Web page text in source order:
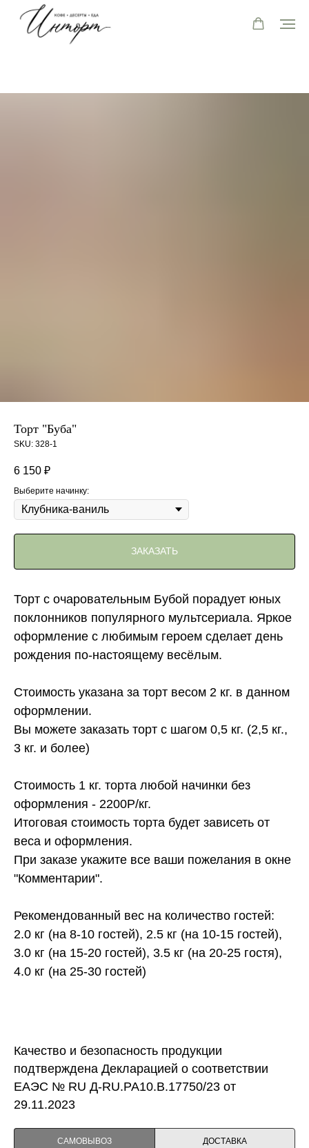
Торт "Буба"
SKU: 328-1
6 150 ₽
Выберите начинку:
ЗАКАЗАТЬ
Торт с очаровательным Бубой порадует юных
поклонников популярного мультсериала. Яркое
оформление с любимым героем сделает день
рождения по-настоящему весёлым.
Стоимость указана за торт весом 2 кг. в данном
оформлении.
Вы можете заказать торт с шагом 0,5 кг. (2,5 кг.,
3 кг. и более)
Стоимость 1 кг. торта любой начинки без
оформления - 2200Р/кг.
Итоговая стоимость торта будет зависеть от
веса и оформления.
При заказе укажите все ваши пожелания в окне
"Комментарии".
Рекомендованный вес на количество гостей:
2.0 кг (на 8-10 гостей), 2.5 кг (на 10-15 гостей),
3.0 кг (на 15-20 гостей), 3.5 кг (на 20-25 гостя),
4.0 кг (на 25-30 гостей)
Качество и безопасность продукции
подтверждена Декларацией о соответствии
ЕАЭС № RU Д-RU.PA10.B.17750/23 от
29.11.2023
САМОВЫВОЗ ДОСТАВКА